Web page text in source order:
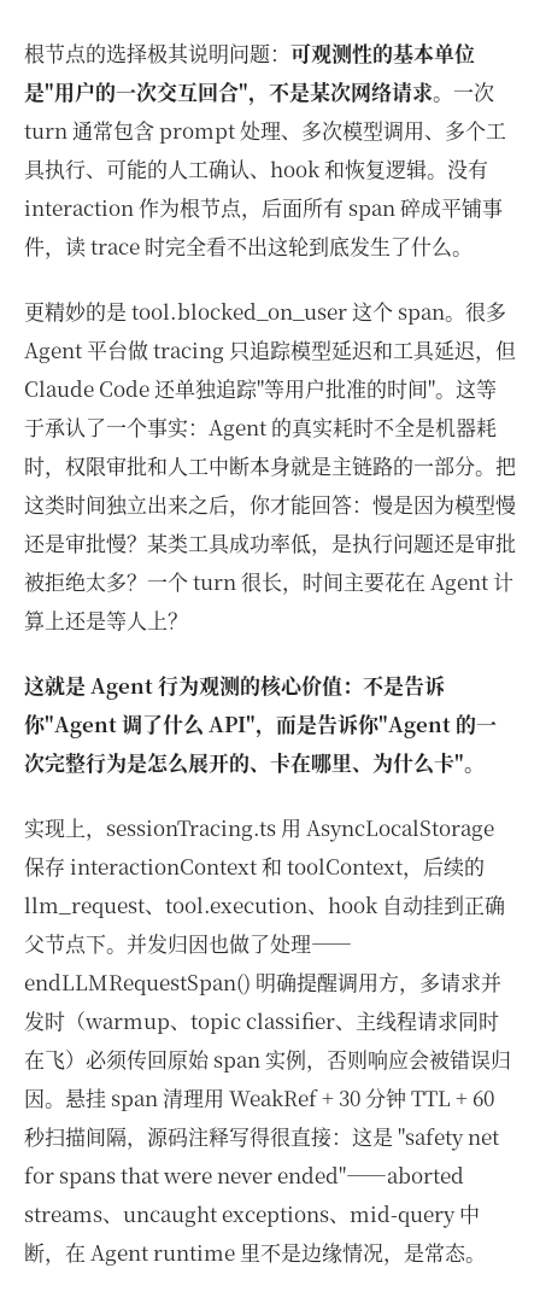
根节点的选择极其说明问题： 可观测性的基本单位
是"用户的一次交互回合"，不是某次网络请求。一次
turn 通常包含 prompt 处理、多次模型调用、多个工
具执行、可能的人工确认、hook 和恢复逻辑。没有
interaction 作为根节点，后面所有 span 碎成平铺事
件，读 trace 时完全看不出这轮到底发生了什么。
更精妙的是 tool.blocked_on_user 这个 span。很多
Agent 平台做 tracing 只追踪模型延迟和工具延迟，但
Claude Code 还单独追踪"等用户批准的时间"。这等
于承认了一个事实：Agent 的真实耗时不全是机器耗
时，权限审批和人工中断本身就是主链路的一部分。把
这类时间独立出来之后，你才能回答：慢是因为模型慢
还是审批慢？某类工具成功率低，是执行问题还是审批
被拒绝太多？一个 turn 很长，时间主要花在 Agent 计
算上还是等人上？
这就是 Agent 行为观测的核心价值：不是告诉
你"Agent 调了什么 API"，而是告诉你"Agent 的一
次完整行为是怎么展开的、卡在哪里、为什么卡"。
实现上，sessionTracing.ts 用 AsyncLocalStorage
保存 interactionContext 和 toolContext，后续的
llm_request、tool.execution、hook 自动挂到正确
父节点下。并发归因也做了处理——
endLLMRequestSpan() 明确提醒调用方，多请求并
发时（warmup、topic classifier、主线程请求同时
在飞）必须传回原始 span 实例，否则响应会被错误归
因。悬挂 span 清理用 WeakRef + 30 分钟 TTL + 60
秒扫描间隔，源码注释写得很直接：这是 "safety net
for spans that were never ended"——aborted
streams、uncaught exceptions、mid-query 中
断，在 Agent runtime 里不是边缘情况，是常态。